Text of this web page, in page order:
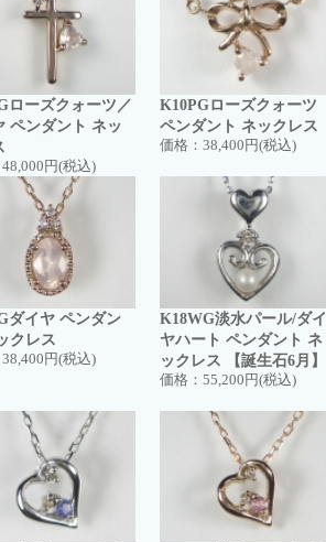
ローズクォーツ／
ペンダント ネッ
48,000円(税込)
K10PGローズクォーツ
ペンダント ネックレス
価格： 38,400円(税込)
ダイヤ ペンダン
クレス
38,400円(税込)
K18WG淡水パール/ダイ
ヤハート ペンダント ネ
ックレス 【誕生石6月】
価格： 55,200円(税込)